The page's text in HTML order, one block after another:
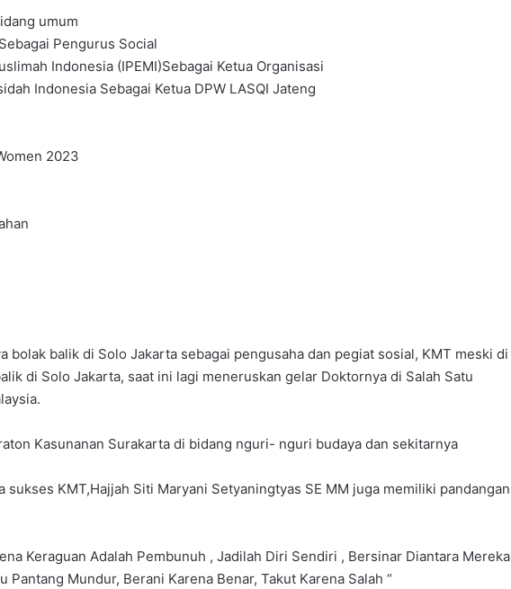
umum
Pengurus Social
Indonesia (IPEMI)Sebagai Ketua Organisasi
Indonesia Sebagai Ketua DPW LASQI Jateng
2023
bolak balik di Solo Jakarta sebagai pengusaha dan pegiat sosial, KMT meski di
di Solo Jakarta, saat ini lagi meneruskan gelar Doktornya di Salah Satu
Kasunanan Surakarta di bidang nguri- nguri budaya dan sekitarnya
sukses KMT,Hajjah Siti Maryani Setyaningtyas SE MM juga memiliki pandangan
Keraguan Adalah Pembunuh , Jadilah Diri Sendiri , Bersinar Diantara Mereka
Pantang Mundur, Berani Karena Benar, Takut Karena Salah “